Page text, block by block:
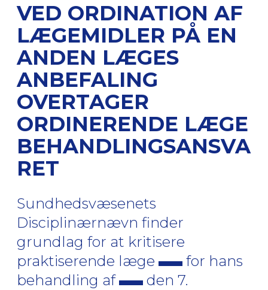
VED ORDINATION AF
LÆGEMIDLER PÅ EN
ANDEN LÆGES
ANBEFALING
OVERTAGER
ORDINERENDE LÆGE
BEHANDLINGSANSVA
RET
Sundhedsvæsenets
Disciplinærnævn finder
grundlag for at kritisere
praktiserende læge
for hans
behandling af
den 7.